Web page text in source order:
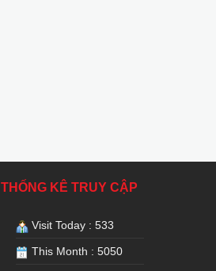
THỐNG KÊ TRUY CẬP
Visit Today : 533
This Month : 5050